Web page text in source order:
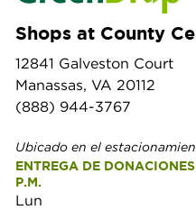
Shops at County
12841 Galveston Court
Manassas, VA 20112
(888) 944-3767
Ubicado en el
ENTREGA DE
P.M.
Lun